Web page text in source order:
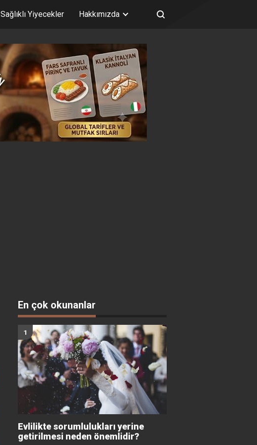
Sağlıklı Yiyecekler Hakkımızda
En çok okunanlar
Evlilikte sorumlulukları yerine
getirilmesi neden önemlidir?